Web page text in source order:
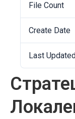
File Count
Create Date
Last Updated